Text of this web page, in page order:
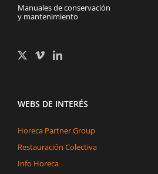
Manuales de conservación
y mantenimiento
WEBS DE INTERÉS
Horeca Partner Group
Restauración Colectiva
Info Horeca